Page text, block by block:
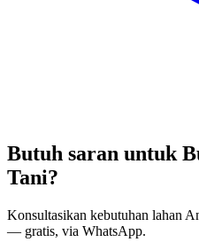
Butuh saran untuk
Tani?
Konsultasikan kebutuhan lahan
— gratis, via WhatsApp.